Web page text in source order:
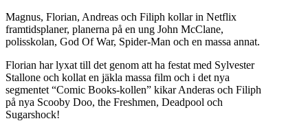
Magnus, Florian, Andreas och Filiph kollar in Netflix
framtidsplaner, planerna på en ung John McClane,
polisskolan, God Of War, Spider-Man och en massa annat.
Florian har lyxat till det genom att ha festat med Sylvester
Stallone och kollat en jäkla massa film och i det nya
segmentet “Comic Books-kollen” kikar Anderas och Filiph
på nya Scooby Doo, the Freshmen, Deadpool och
Sugarshock!